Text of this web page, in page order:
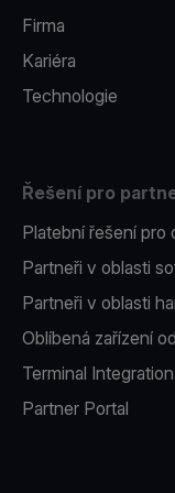
Firma
Kariéra
Technologie
Řešení pro
Platební řešení pro
Partneři v oblasti
Partneři v oblasti
Oblíbená zařízení
Terminal
Partner Portal